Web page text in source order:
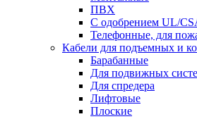
ПВХ
С одобрением UL/
Телефонные, для
Кабели для подъемных и
Барабанные
Для подвижных
Для спредера
Лифтовые
Плоские